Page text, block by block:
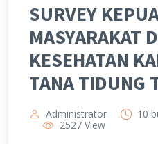
SURVEY
MASYARAKAT
KESEHATAN
TANA TIDUNG
Administrator
10
2527 View